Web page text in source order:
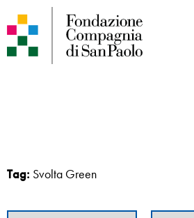
Tag: Svolta Green